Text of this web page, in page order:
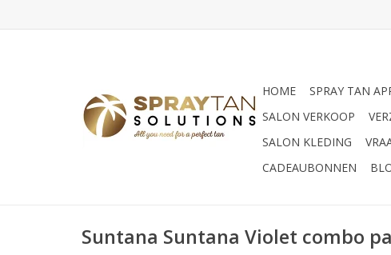
HOME SPRAY TAN
SALON VERKOOP
SALON KLEDING
CADEAUBONNEN
Suntana Suntana Violet combo